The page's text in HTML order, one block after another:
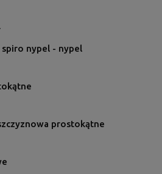
nypel - nypel
prostokątne